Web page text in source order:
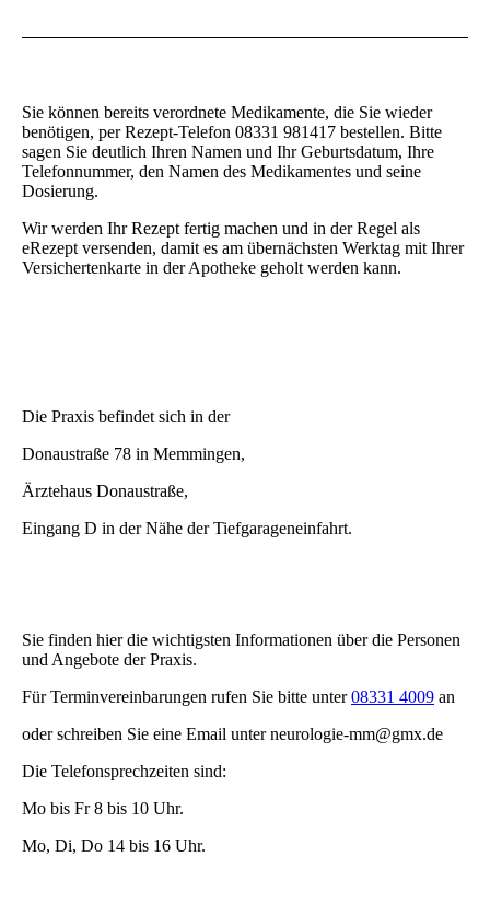
Sie können bereits verordnete Medikamente, die Sie wieder
benötigen, per Rezept-Telefon 08331 981417 bestellen. Bitte
sagen Sie deutlich Ihren Namen und Ihr Geburtsdatum, Ihre
Telefonnummer, den Namen des Medikamentes und seine
Dosierung.
Wir werden Ihr Rezept fertig machen und in der Regel als
eRezept versenden, damit es am übernächsten Werktag mit Ihrer
Versichertenkarte in der Apotheke geholt werden kann.
Die Praxis befindet sich in der
Donaustraße 78 in Memmingen,
Ärztehaus Donaustraße,
Eingang D in der Nähe der Tiefgarageneinfahrt.
Sie finden hier die wichtigsten Informationen über die Personen
und Angebote der Praxis.
Für Terminvereinbarungen rufen Sie bitte unter08331 4009 an
oder schreiben Sie eine Email unter neurologie-mm@gmx.de
Die Telefonsprechzeiten sind:
Mo bis Fr 8 bis 10 Uhr.
Mo, Di, Do 14 bis 16 Uhr.